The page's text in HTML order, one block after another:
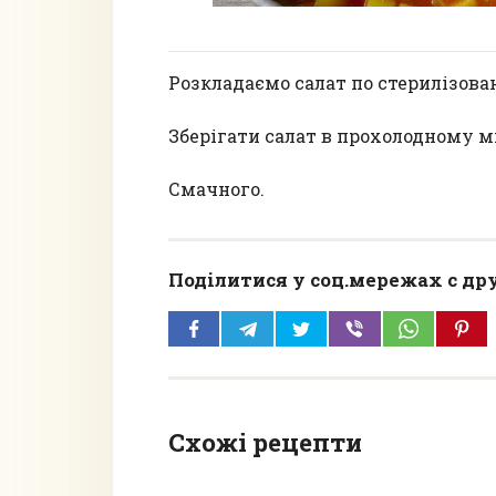
Розкладаємо салат по
Зберігати салат в прохолодному
Смачного.
Поділитися у соц.мережах с
Схожі рецепти